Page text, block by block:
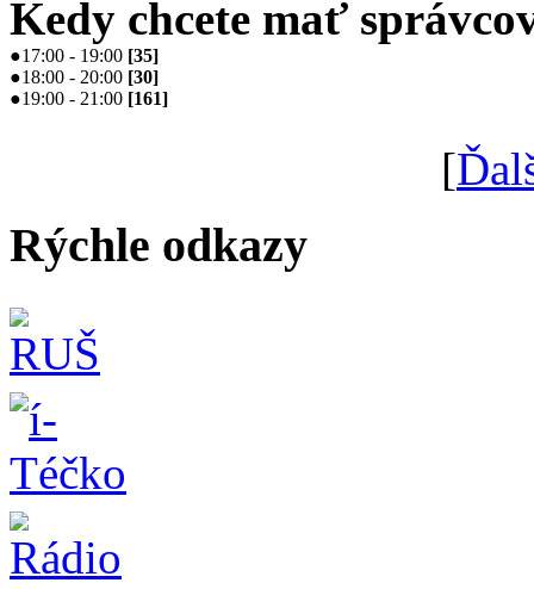
Kedy chcete mať
●17:00 - 19:00 [35]
●18:00 - 20:00 [30]
●19:00 - 21:00 [161]
[
Rýchle odkazy